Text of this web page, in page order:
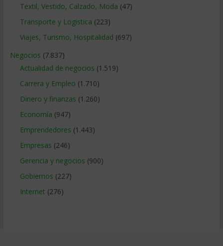
Textil, Vestido, Calzado, Moda (47)
Transporte y Logistica (223)
Viajes, Turismo, Hospitalidad (697)
Negocios (7.837)
Actualidad de negocios (1.519)
Carrera y Empleo (1.710)
Dinero y finanzas (1.260)
Economía (947)
Emprendedores (1.443)
Empresas (246)
Gerencia y negocios (900)
Gobiernos (227)
Internet (276)